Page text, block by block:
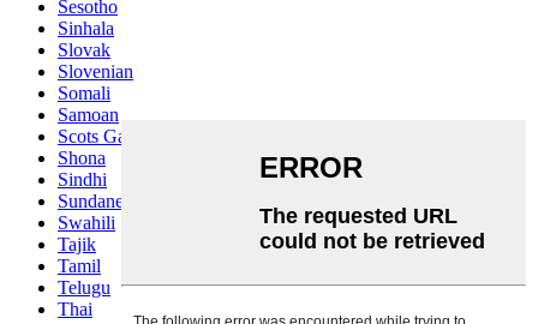
Sesotho
Sinhala
Slovak
Slovenian
Somali
Samoan
Scots Gaelic
Shona
Sindhi
Sundanese
Swahili
Tajik
Tamil
Telugu
Thai